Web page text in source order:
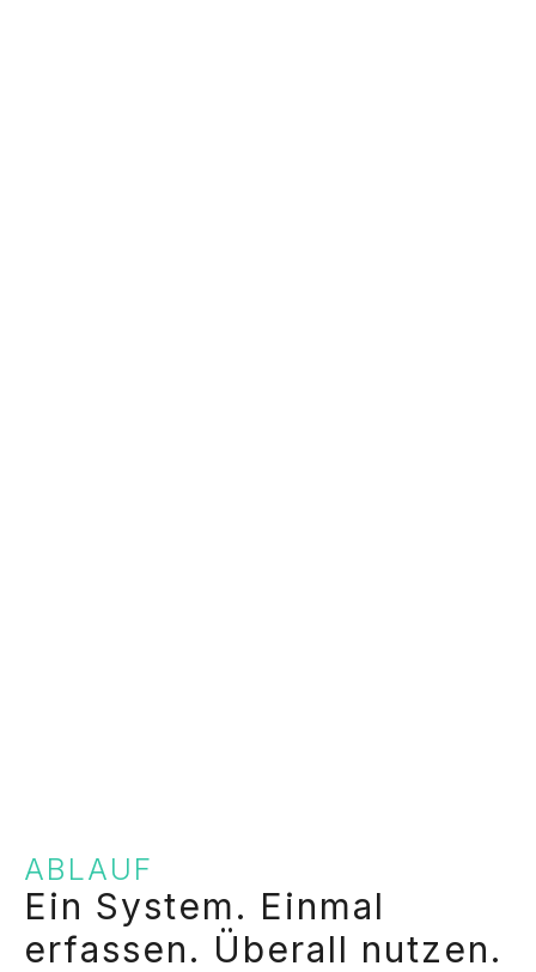
ABLAUF
Ein System. Einmal
erfassen. Überall nutzen.